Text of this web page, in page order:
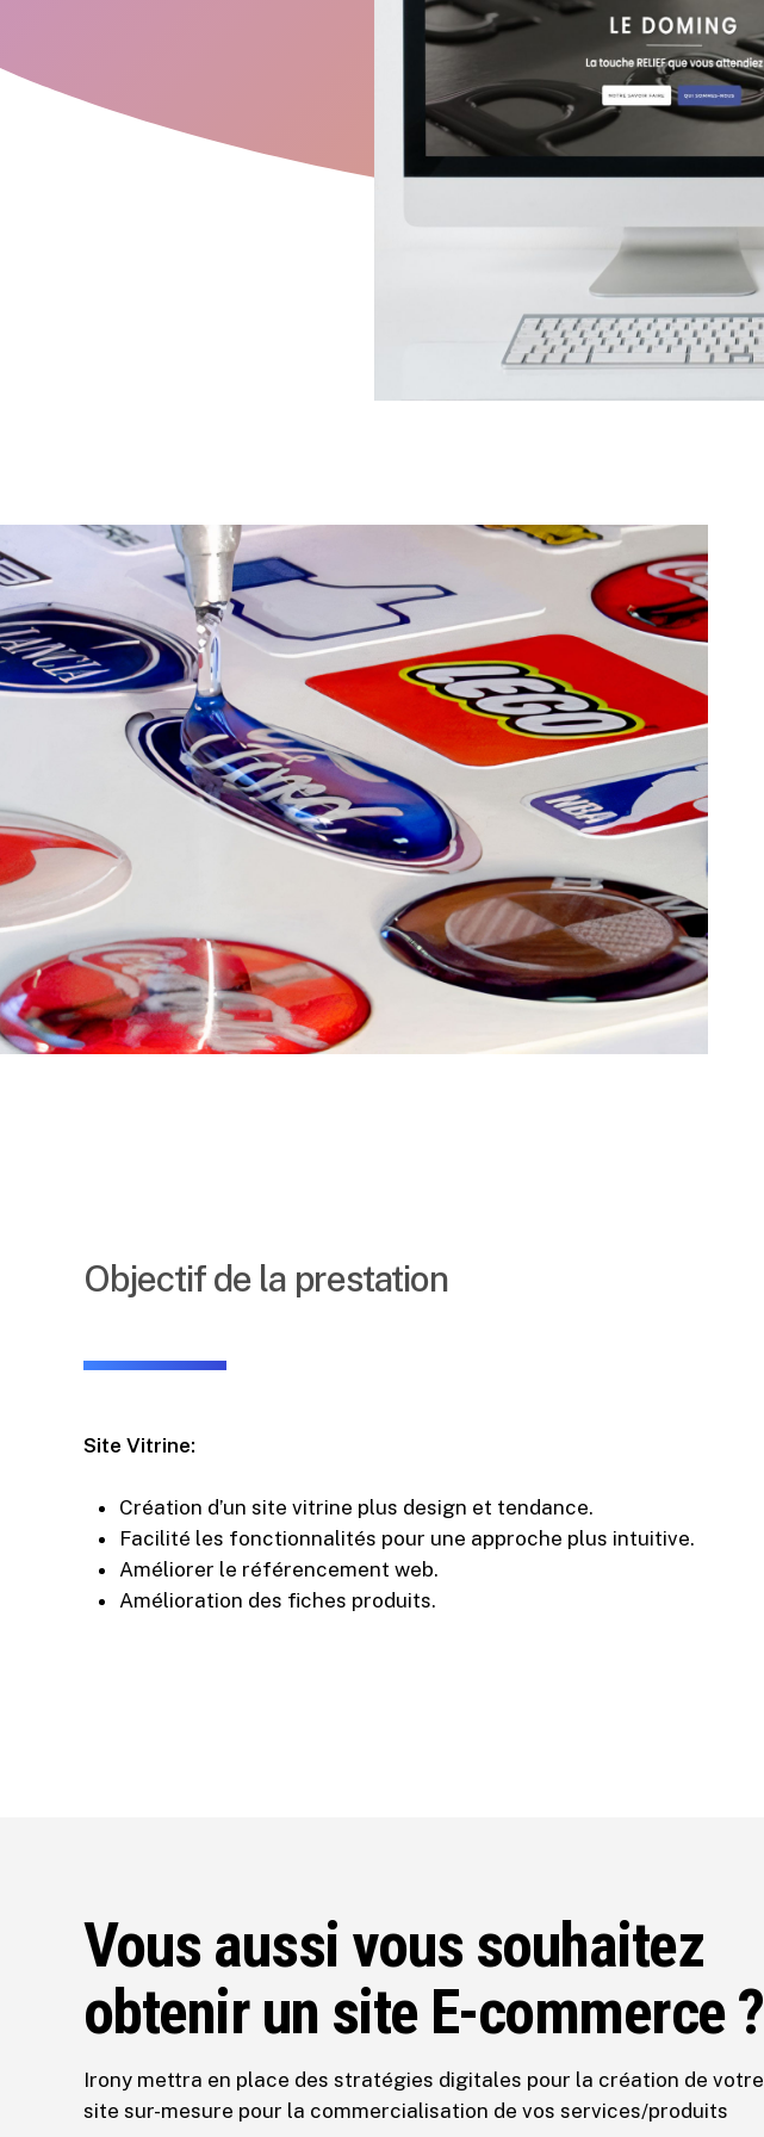
Objectif de la prestation
Site Vitrine:
Création d’un site vitrine plus design et tendance.
Facilité les fonctionnalités pour une approche plus intuitive.
Améliorer le référencement web.
Amélioration des fiches produits.
Vous aussi vous souhaitez
obtenir un site E-commerce ?
Irony mettra en place des stratégies digitales pour la création de votre
site sur-mesure pour la commercialisation de vos services/produits